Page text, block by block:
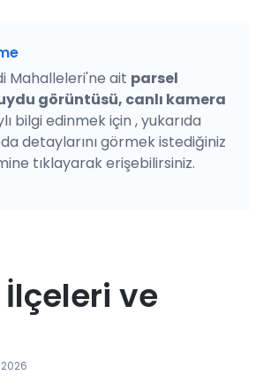
Mahalleleri'ne ait parsel
görüntüsü, canlı kamera
bilgi edinmek için , yukarıda
detaylarını görmek istediğiniz
tıklayarak erişebilirsiniz.
ve